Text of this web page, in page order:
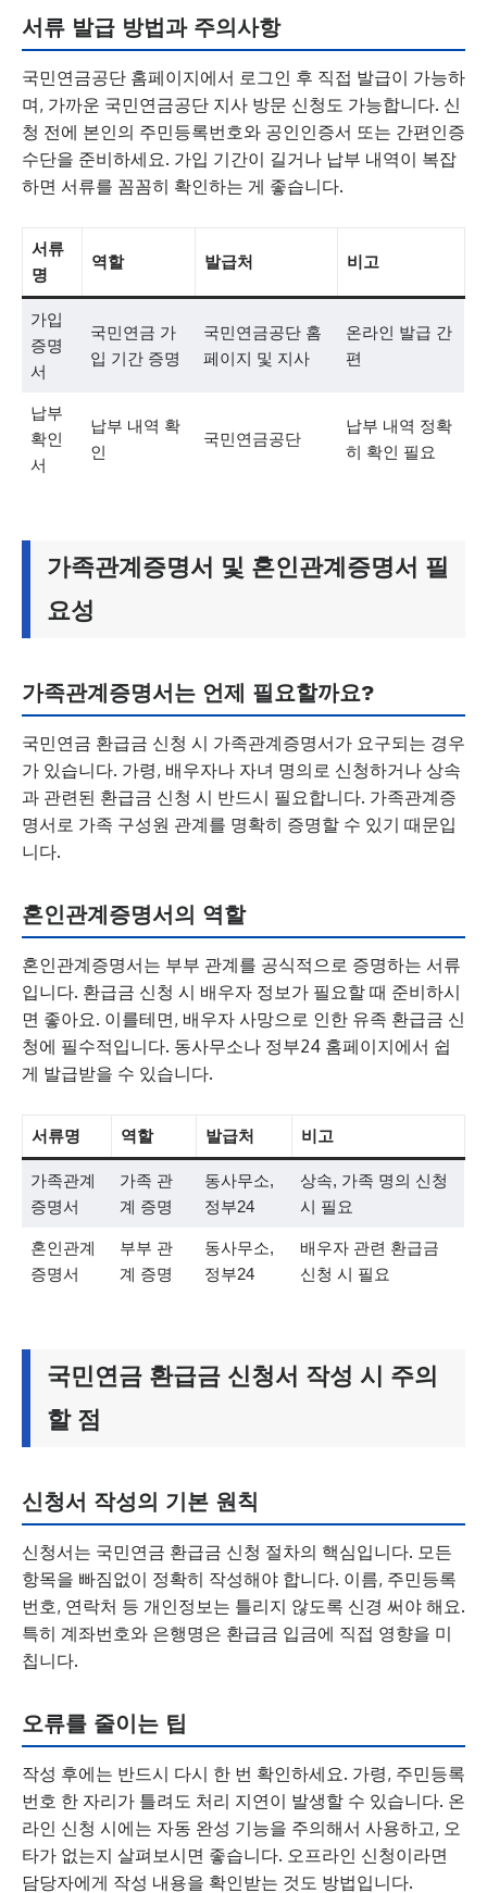
서류 발급 방법과 주의사항
국민연금공단 홈페이지에서 로그인 후 직접 발급이 가능하
며, 가까운 국민연금공단 지사 방문 신청도 가능합니다. 신
청 전에 본인의 주민등록번호와 공인인증서 또는 간편인증
수단을 준비하세요. 가입 기간이 길거나 납부 내역이 복잡
하면 서류를 꼼꼼히 확인하는 게 좋습니다.
서류
명
역할 발급처 비고
가입
증명
서
국민연금 가
입 기간 증명
국민연금공단 홈
페이지 및 지사
온라인 발급 간
편
납부
확인
서
납부 내역 확
인
국민연금공단
납부 내역 정확
히 확인 필요
가족관계증명서 및 혼인관계증명서 필
요성
가족관계증명서는 언제 필요할까요?
국민연금 환급금 신청 시 가족관계증명서가 요구되는 경우
가 있습니다. 가령, 배우자나 자녀 명의로 신청하거나 상속
과 관련된 환급금 신청 시 반드시 필요합니다. 가족관계증
명서로 가족 구성원 관계를 명확히 증명할 수 있기 때문입
니다.
혼인관계증명서의 역할
혼인관계증명서는 부부 관계를 공식적으로 증명하는 서류
입니다. 환급금 신청 시 배우자 정보가 필요할 때 준비하시
면 좋아요. 이를테면, 배우자 사망으로 인한 유족 환급금 신
청에 필수적입니다. 동사무소나 정부24 홈페이지에서 쉽
게 발급받을 수 있습니다.
서류명 역할 발급처 비고
가족관계
증명서
가족 관
계 증명
동사무소,
정부24
상속, 가족 명의 신청
시 필요
혼인관계
증명서
부부 관
계 증명
동사무소,
정부24
배우자 관련 환급금
신청 시 필요
국민연금 환급금 신청서 작성 시 주의
할 점
신청서 작성의 기본 원칙
신청서는 국민연금 환급금 신청 절차의 핵심입니다. 모든
항목을 빠짐없이 정확히 작성해야 합니다. 이름, 주민등록
번호, 연락처 등 개인정보는 틀리지 않도록 신경 써야 해요.
특히 계좌번호와 은행명은 환급금 입금에 직접 영향을 미
칩니다.
오류를 줄이는 팁
작성 후에는 반드시 다시 한 번 확인하세요. 가령, 주민등록
번호 한 자리가 틀려도 처리 지연이 발생할 수 있습니다. 온
라인 신청 시에는 자동 완성 기능을 주의해서 사용하고, 오
타가 없는지 살펴보시면 좋습니다. 오프라인 신청이라면
담당자에게 작성 내용을 확인받는 것도 방법입니다.